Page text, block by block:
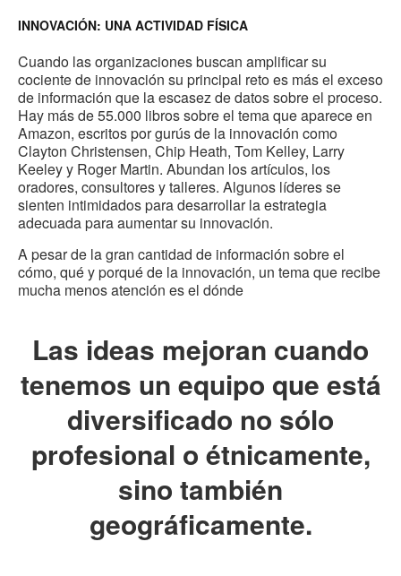
INNOVACIÓN: UNA ACTIVIDAD FÍSICA
Cuando las organizaciones buscan amplificar su
cociente de innovación su principal reto es más el exceso
de información que la escasez de datos sobre el proceso.
Hay más de 55.000 libros sobre el tema que aparece en
Amazon, escritos por gurús de la innovación como
Clayton Christensen, Chip Heath, Tom Kelley, Larry
Keeley y Roger Martin. Abundan los artículos, los
oradores, consultores y talleres. Algunos líderes se
sienten intimidados para desarrollar la estrategia
adecuada para aumentar su innovación.
A pesar de la gran cantidad de información sobre el
cómo, qué y porqué de la innovación, un tema que recibe
mucha menos atención es el dónde
Las ideas mejoran cuando
tenemos un equipo que está
diversificado no sólo
profesional o étnicamente,
sino también
geográficamente.